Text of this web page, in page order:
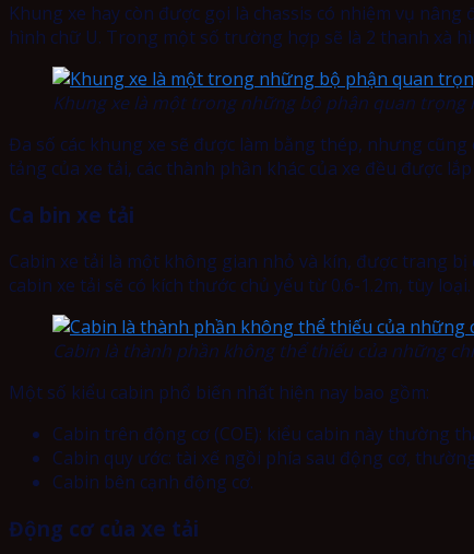
Khung xe hay còn được gọi là chassis có nhiệm vụ
hình chữ U. Trong một số trường hợp sẽ là 2 thanh xà
Khung xe là một trong những bộ phận quan trọng
Đa số các khung xe sẽ được làm bằng thép, nhưng
tảng của xe tải, các thành phần khác của xe đều được
Ca bin xe tải
Cabin xe tải là một không gian nhỏ và kín, được trang
cabin xe tải sẽ có kích thước chủ yếu từ 0.6-1.2m, tùy
Cabin là thành phần không thể thiếu của những
Một số kiểu cabin phổ biến nhất hiện nay bao gồm:
Cabin trên động cơ (COE): kiểu cabin này thường
Cabin quy ước: tài xế ngồi phía sau động cơ,
Cabin bên cạnh động cơ.
Động cơ của xe tải